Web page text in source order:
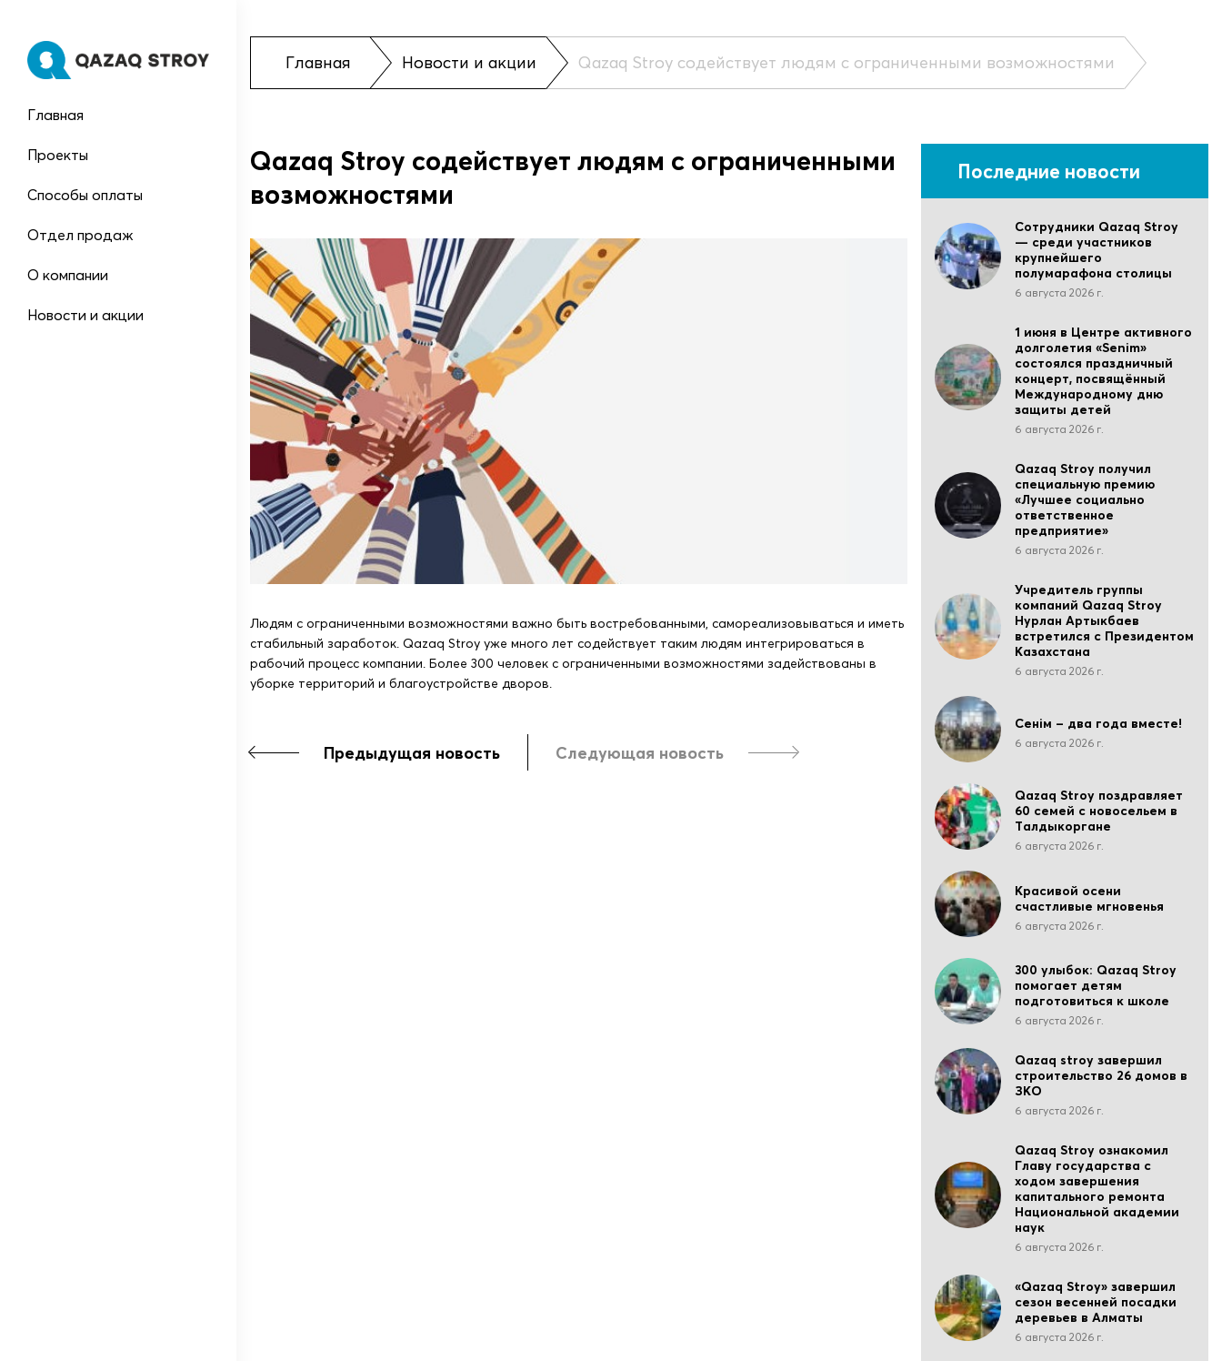
Главная
Проекты
Способы оплаты
Отдел продаж
О компании
Новости и акции
Главная Новости и акции Qazaq Stroy содействует людям с ограниченными возможностями
Qazaq Stroy содействует людям с ограниченными
возможностями
Людям с ограниченными возможностями важно быть востребованными, самореализовываться и иметь
стабильный заработок. Qazaq Stroy уже много лет содействует таким людям интегрироваться в
рабочий процесс компании. Более 300 человек с ограниченными возможностями задействованы в
уборке территорий и благоустройстве дворов.
Предыдущая новость Следующая новость
Последние новости
Сотрудники Qazaq Stroy
— среди участников
крупнейшего
полумарафона столицы
6 августа 2026 г.
1 июня в Центре активного
долголетия «Senim»
состоялся праздничный
концерт, посвящённый
Международному дню
защиты детей
6 августа 2026 г.
Qazaq Stroy получил
специальную премию
«Лучшее социально
ответственное
предприятие»
6 августа 2026 г.
Учредитель группы
компаний Qazaq Stroy
Нурлан Артыкбаев
встретился с Президентом
Казахстана
6 августа 2026 г.
Сенім – два года вместе!
6 августа 2026 г.
Qazaq Stroy поздравляет
60 семей с новосельем в
Талдыкоргане
6 августа 2026 г.
Красивой осени
счастливые мгновенья
6 августа 2026 г.
300 улыбок: Qazaq Stroy
помогает детям
подготовиться к школе
6 августа 2026 г.
Qazaq stroy завершил
строительство 26 домов в
ЗКО
6 августа 2026 г.
Qazaq Stroy ознакомил
Главу государства с
ходом завершения
капитального ремонта
Национальной академии
наук
6 августа 2026 г.
«Qazaq Stroy» завершил
сезон весенней посадки
деревьев в Алматы
6 августа 2026 г.